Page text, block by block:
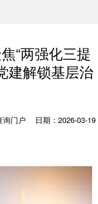
“两强化三提
建解锁基层治
询门户
日期：2026-03-19